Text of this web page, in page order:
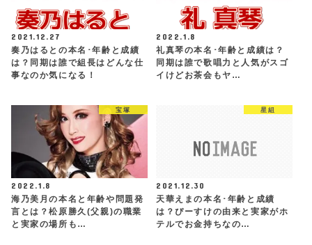
2021.12.27
奏乃はるとの本名･年齢と成績
は？同期は誰で組長はどんな仕
事なのか気になる！
2022.1.8
礼真琴の本名･年齢と成績は？
同期は誰で歌唱力と人気がスゴ
イけどお茶会もヤ…
宝塚
2022.1.8
海乃美月の本名と年齢や問題発
言とは？松原勝久(父親)の職業
と実家の場所も…
星組
2021.12.30
天華えまの本名･年齢と成績
は？ぴーすけの由来と実家がホ
テルでお金持ちなの…